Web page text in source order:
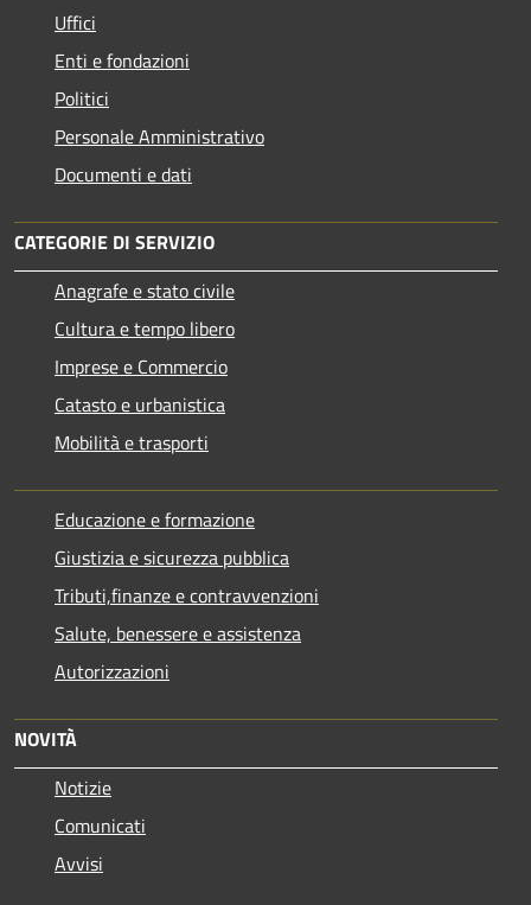
Uffici
Enti e fondazioni
Politici
Personale Amministrativo
Documenti e dati
CATEGORIE DI SERVIZIO
Anagrafe e stato civile
Cultura e tempo libero
Imprese e Commercio
Catasto e urbanistica
Mobilità e trasporti
Educazione e formazione
Giustizia e sicurezza pubblica
Tributi,finanze e contravvenzioni
Salute, benessere e assistenza
Autorizzazioni
NOVITÀ
Notizie
Comunicati
Avvisi